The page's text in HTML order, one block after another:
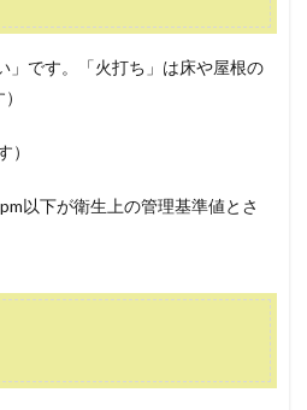
です。「火打ち」は床や屋根の
）
以下が衛生上の管理基準値とさ